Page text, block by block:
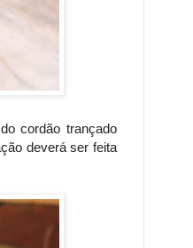
cordão trançado
deverá ser feita